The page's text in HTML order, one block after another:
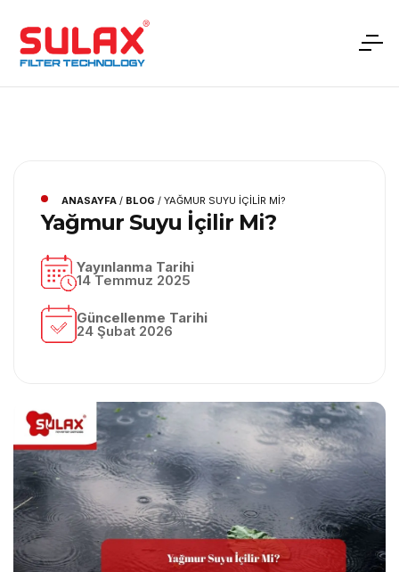
ANASAYFA / BLOG / YAĞMUR SUYU İÇILIR MI?
Yağmur Suyu İçilir Mi?
Yayınlanma Tarihi
14 Temmuz 2025
Güncellenme Tarihi
24 Şubat 2026